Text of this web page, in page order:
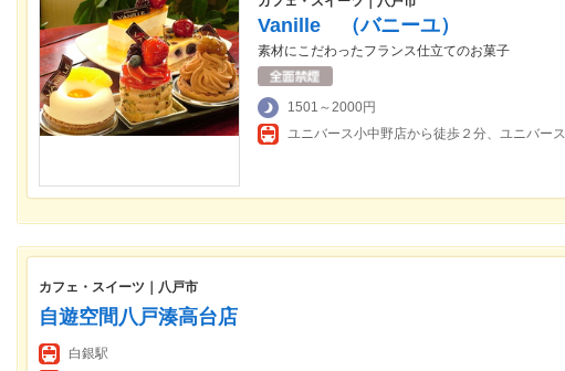
Vanille （バニーユ）
素材にこだわったフランス仕立てのお菓子
1501～2000円
カフェ・スイーツ｜八戸市
自遊空間八戸湊高台店
白銀駅